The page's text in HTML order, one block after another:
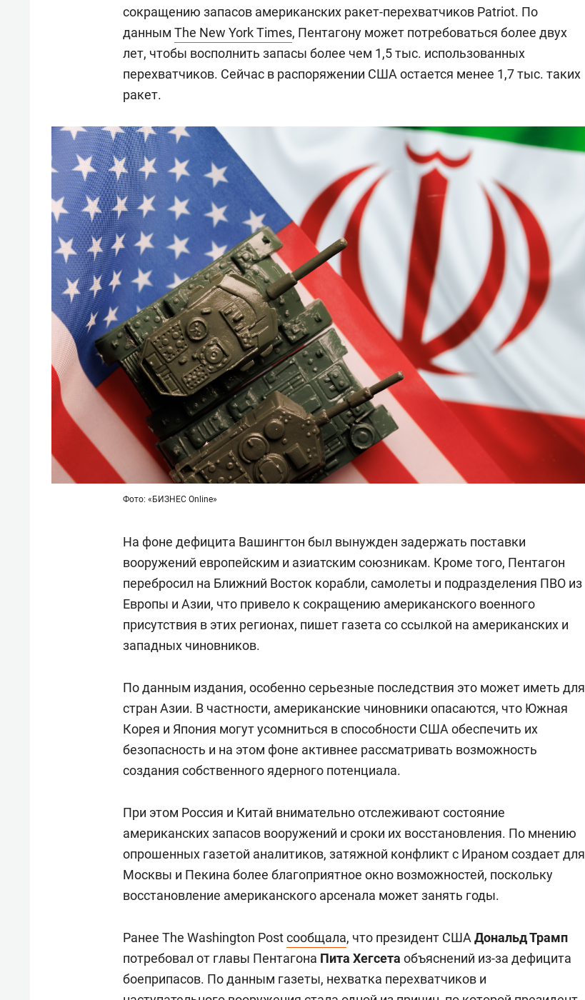
сокращению запасов американских ракет-перехватчиков Patriot. По
данным The New York Times, Пентагону может потребоваться более двух
лет, чтобы восполнить запасы более чем 1,5 тыс. использованных
перехватчиков. Сейчас в распоряжении США остается менее 1,7 тыс. таких
ракет.
Фото: «БИЗНЕС Online»
На фоне дефицита Вашингтон был вынужден задержать поставки
вооружений европейским и азиатским союзникам. Кроме того, Пентагон
перебросил на Ближний Восток корабли, самолеты и подразделения ПВО из
Европы и Азии, что привело к сокращению американского военного
присутствия в этих регионах, пишет газета со ссылкой на американских и
западных чиновников.
По данным издания, особенно серьезные последствия это может иметь для
стран Азии. В частности, американские чиновники опасаются, что Южная
Корея и Япония могут усомниться в способности США обеспечить их
безопасность и на этом фоне активнее рассматривать возможность
создания собственного ядерного потенциала.
При этом Россия и Китай внимательно отслеживают состояние
американских запасов вооружений и сроки их восстановления. По мнению
опрошенных газетой аналитиков, затяжной конфликт с Ираном создает для
Москвы и Пекина более благоприятное окно возможностей, поскольку
восстановление американского арсенала может занять годы.
Ранее The Washington Postсообщала, что президент СШАДональд Трамп
потребовал от главы Пентагона Пита Хегсета объяснений из-за дефицита
боеприпасов. По данным газеты, нехватка перехватчиков и